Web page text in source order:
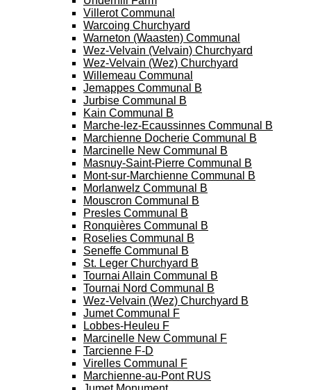
Villerot Communal
Warcoing Churchyard
Warneton (Waasten) Communal
Wez-Velvain (Velvain) Churchyard
Wez-Velvain (Wez) Churchyard
Willemeau Communal
Jemappes Communal B
Jurbise Communal B
Kain Communal B
Marche-lez-Ecaussinnes Communal B
Marchienne Docherie Communal B
Marcinelle New Communal B
Masnuy-Saint-Pierre Communal B
Mont-sur-Marchienne Communal B
Morlanwelz Communal B
Mouscron Communal B
Presles Communal B
Ronquières Communal B
Roselies Communal B
Seneffe Communal B
St. Leger Churchyard B
Tournai Allain Communal B
Tournai Nord Communal B
Wez-Velvain (Wez) Churchyard B
Jumet Communal F
Lobbes-Heuleu F
Marcinelle New Communal F
Tarcienne F-D
Virelles Communal F
Marchienne-au-Pont RUS